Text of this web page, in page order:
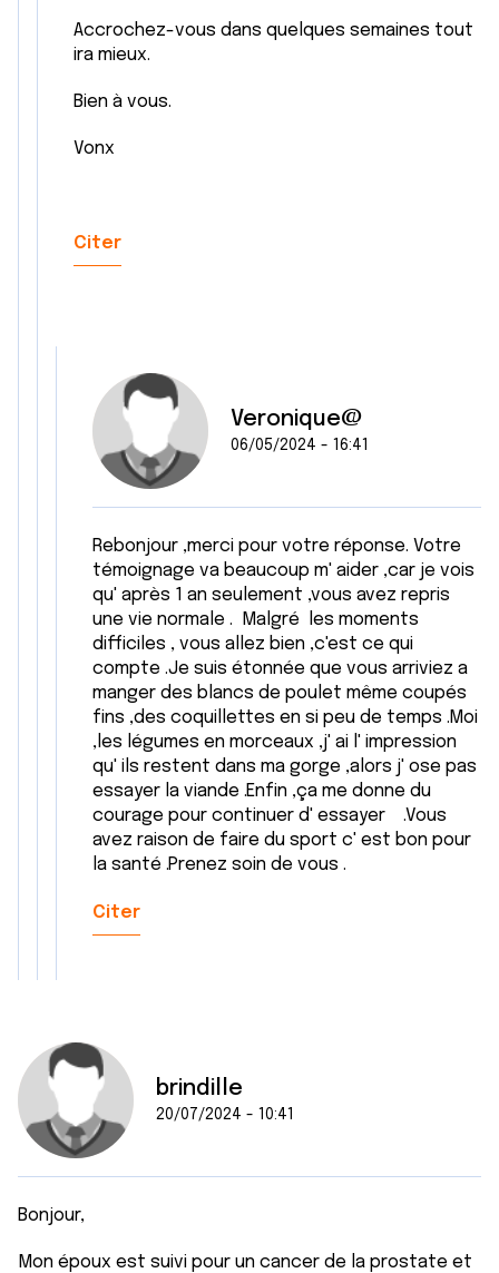
Accrochez-vous dans quelques semaines tout
ira mieux.
Bien à vous.
Vonx
Citer
Veronique@
06/05/2024 - 16:41
Rebonjour ,merci pour votre réponse. Votre
témoignage va beaucoup m' aider ,car je vois
qu' après 1 an seulement ,vous avez repris
une vie normale . Malgré les moments
difficiles , vous allez bien ,c'est ce qui
compte .Je suis étonnée que vous arriviez a
manger des blancs de poulet même coupés
fins ,des coquillettes en si peu de temps .Moi
,les légumes en morceaux ,j' ai l' impression
qu' ils restent dans ma gorge ,alors j' ose pas
essayer la viande .Enfin ,ça me donne du
courage pour continuer d' essayer .Vous
avez raison de faire du sport c' est bon pour
la santé .Prenez soin de vous .
Citer
brindille
20/07/2024 - 10:41
Bonjour,
Mon époux est suivi pour un cancer de la prostate et